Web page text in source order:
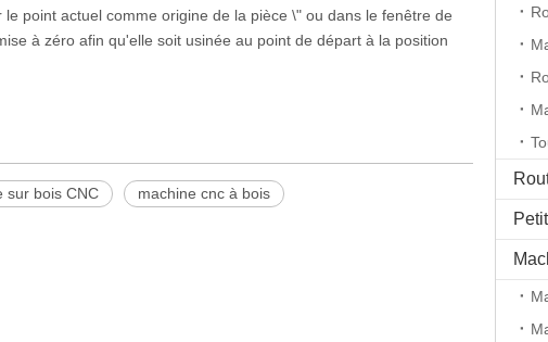
point actuel comme origine de la pièce \" ou dans le fenêtre de
à zéro afin qu'elle soit usinée au point de départ à la position
sur bois CNC machine cnc à bois